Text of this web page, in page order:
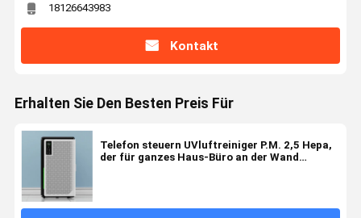
18126643983
Kontakt
Erhalten Sie Den Besten Preis Für
Telefon steuern UVluftreiniger P.M. 2,5 Hepa,
der für ganzes Haus-Büro an der Wand